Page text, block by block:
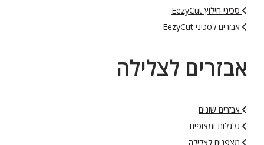
סכיני חילוץ EezyCut
אבזרים לסכיני EezyCut
אבזרים לצלילה
אבזרים שונים
גלגלות ומצופים
מצפנים לצלילה